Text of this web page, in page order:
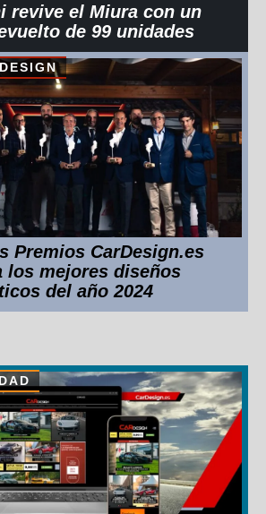
revive el Miura con un
de 99 unidades
Premios CarDesign.es
los mejores diseños
del año 2024